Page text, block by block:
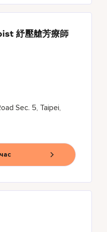
紓壓艙芳療師
Sec. 5, Taipei,